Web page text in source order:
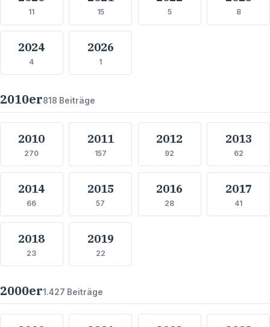
11 15 5 8
2024
4
2026
1
2010er818 Beiträge
2010
270
2011
157
2012
92
2013
62
2014
66
2015
57
2016
28
2017
41
2018
23
2019
22
2000er1.427 Beiträge